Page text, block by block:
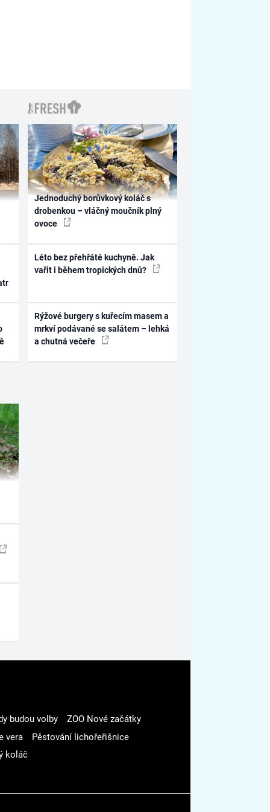
Jednoduchý borůvkový koláč s
drobenkou – vláčný moučník plný
ovoce
Léto bez přehřáté kuchyně. Jak
vařit i během tropických dnů?
Rýžové burgery s kuřecím masem a
mrkví podávané se salátem – lehká
a chutná večeře
budou volby
ZOO Nové začátky
vera
Pěstování lichořeřišnice
koláč